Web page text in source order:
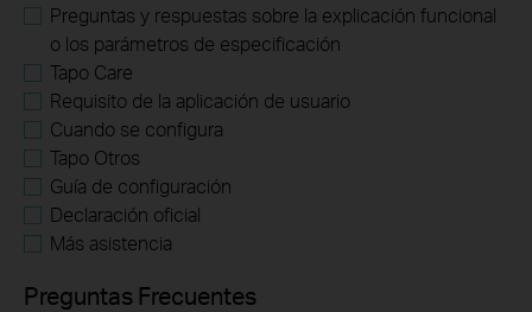
Preguntas y respuestas sobre la explicación funcional
o los parámetros de especificación
Tapo Care
Requisito de la aplicación de usuario
Cuando se configura
Tapo Otros
Guía de configuración
Declaración oficial
Más asistencia
Preguntas Frecuentes